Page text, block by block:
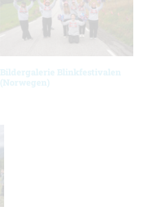
Bildergalerie Blinkfestivalen
(Norwegen)